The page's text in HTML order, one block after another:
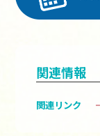
関連情報
関連リンク